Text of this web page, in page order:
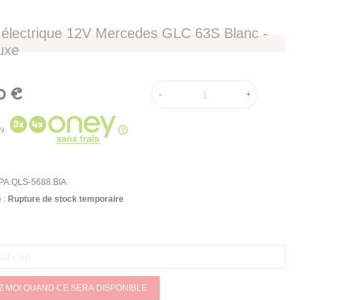
12V Mercedes GLC 63S Blanc -
€ - +
PA.QLS-5688.BIA
: Rupture de stock temporaire
MOI QUAND CE SERA DISPONIBLE